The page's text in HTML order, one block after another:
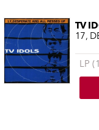
TV
17,
LP